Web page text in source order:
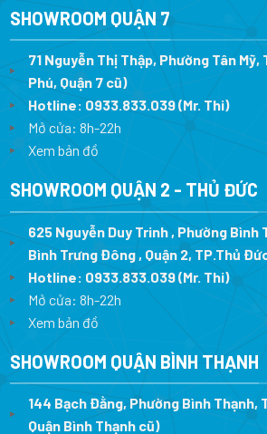
SHOWROOM QUẬN 7
71 Nguyễn Thị Thập, Phường Tân Mỹ,
Phú, Quận 7 cũ)
Hotline: 0933.833.039(Mr. Thi)
Mở cửa: 8h-22h
Xem bản đồ
SHOWROOM QUẬN 2 - THỦ ĐỨC
625 Nguyễn Duy Trinh , Phường Bình
Bình Trưng Đông , Quận 2, TP.Thủ
Hotline: 0933.833.039(Mr. Thi)
Mở cửa: 8h-22h
Xem bản đồ
SHOWROOM QUẬN BÌNH THẠNH
144 Bạch Đằng, Phường Bình Thạnh,
Quận Bình Thạnh cũ)